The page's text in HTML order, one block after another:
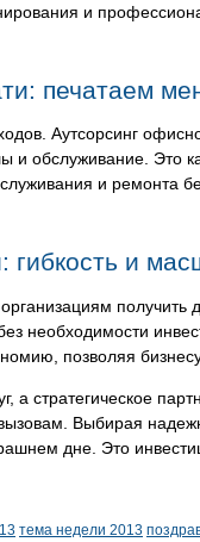
и
печатаем
Аутсорсинг
обслуживание. Это
и ремонта
гибкость и
необходимости
позволяя
а стратегическое
Выбирая
дне. Это
тема недели 2013